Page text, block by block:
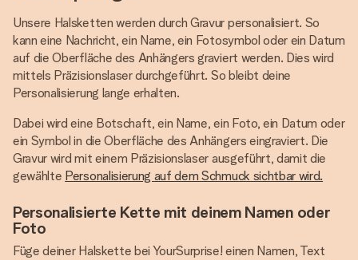
Unsere Halsketten werden durch Gravur personalisiert. So
kann eine Nachricht, ein Name, ein Fotosymbol oder ein Datum
auf die Oberfläche des Anhängers graviert werden. Dies wird
mittels Präzisionslaser durchgeführt. So bleibt deine
Personalisierung lange erhalten.
Dabei wird eine Botschaft, ein Name, ein Foto, ein Datum oder
ein Symbol in die Oberfläche des Anhängers eingraviert. Die
Gravur wird mit einem Präzisionslaser ausgeführt, damit die
gewählte Personalisierung auf dem Schmuck sichtbar wird.
Personalisierte Kette mit deinem Namen oder
Foto
Füge deiner Halskette bei YourSurprise! einen Namen, Text